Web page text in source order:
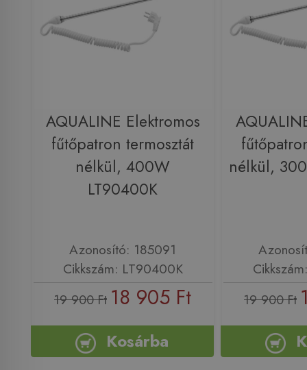
AQUALINE Elektromos
fűtőpatron termosztát
nélkül, 400W
LT90400K
Azonosító: 185091
Cikkszám: LT90400K
19 900 Ft 18 905 Ft
Kosárba
nélkül,
19 900 Ft